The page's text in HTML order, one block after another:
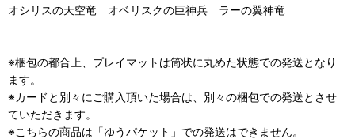
オシリスの天空竜 オベリスクの巨神兵 ラーの翼神竜
※梱包の都合上、プレイマットは筒状に丸めた状態での発送となり
ます。
※カードと別々にご購入頂いた場合は、別々の梱包での発送とさせ
ていただきます。
※こちらの商品は「ゆうパケット」での発送はできません。